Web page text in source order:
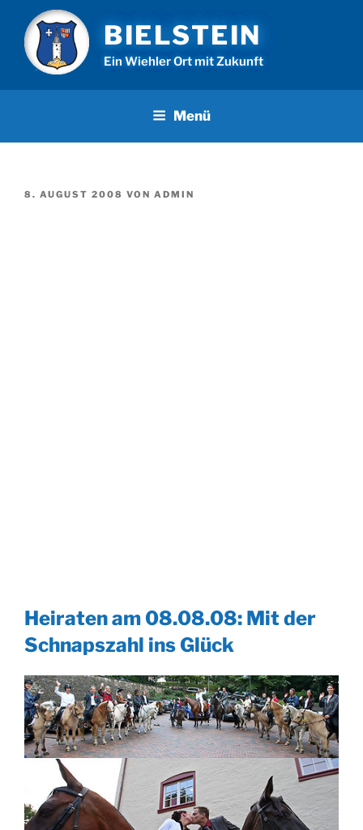
Inhalt
springen
BIELSTEIN
Ein Wiehler Ort mit Zukunft
Menü
VERÖFFENTLICHT
8. AUGUST 2008 VON ADMIN
Heiraten am 08.08.08: Mit der
Schnapszahl ins Glück